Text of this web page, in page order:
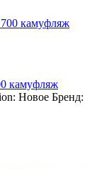
камуфляж
Новое Бренд: